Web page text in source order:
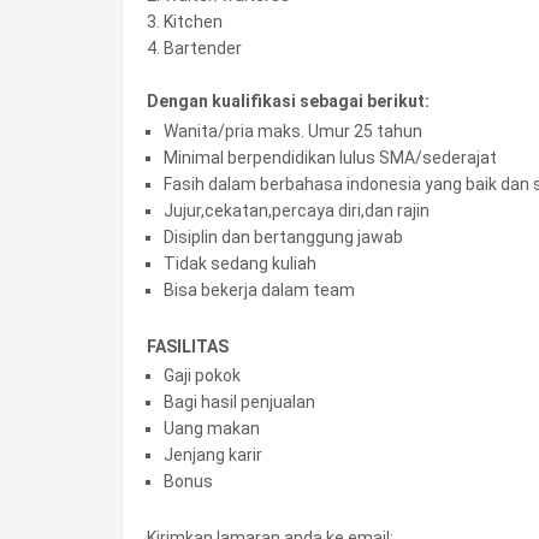
3. Kitchen
4. Bartender
Dengan kualifikasi sebagai berikut:
Wanita/pria maks. Umur 25 tahun
Minimal berpendidikan lulus SMA/sederajat
Fasih dalam berbahasa indonesia yang baik dan
Jujur,cekatan,percaya diri,dan rajin
Disiplin dan bertanggung jawab
Tidak sedang kuliah
Bisa bekerja dalam team
FASILITAS
Gaji pokok
Bagi hasil penjualan
Uang makan
Jenjang karir
Bonus